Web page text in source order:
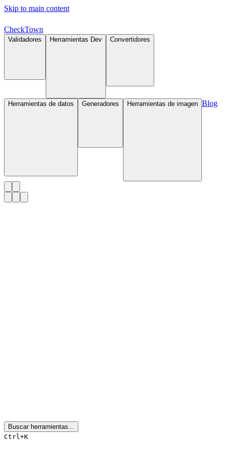
Skip to main content
CheckTown
Validadores Herramientas Dev Convertidores
Herramientas de datos Generadores Herramientas de imagen Blog
Buscar herramientas...
Ctrl+K